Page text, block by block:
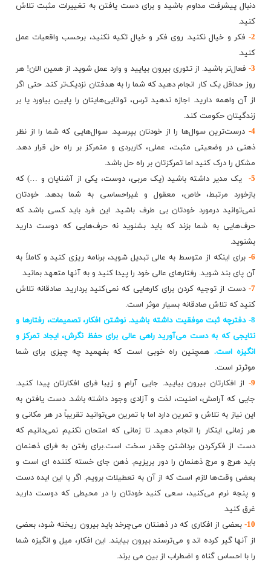
دنبال پیشرفت مداوم باشید و برای دست یافتن به تغییرات مثبت تلاش
کنید.
2- فکر و خیال نکنید. روی فکر و خیال تکیه نکنید، برحسب واقعیات عمل
کنید.
3- فعال‌تر باشید. از تئوری بیرون بیایید و وارد عمل شوید. از همین الان! هر
روز حداقل یک کار انجام دهید که شما را به هدفتان نزدیک‌تر کند. حتی اگر
از آن واهمه دارید. اجازه ندهید ترس، توانایی‌هایتان را پایین بیاورد یا بر
زندگیتان حکومت کند.
4- درست‌ترین سوال‌ها را از خودتان بپرسید. سوال‌هایی که شما را از نظر
ذهنی در وضعیتی مثبت، عملی، کاربردی و متمرکز بر راه‌ حل قرار دهد.
مشکل را درک کنید اما تمرکزتان بر راه‌ حل باشد.
5-
یک مدیر داشته باشید (یک مربی، دوست، یکی از آشنایان و …) که
بازخورد مرتبط، خاص، معقول و غیراحساسی به شما بدهد. خودتان
نمی‌توانید درمورد خودتان بی طرف باشید. این فرد باید کسی باشد که
حرف‌هایی به شما بزند که باید بشنوید نه حرف‌هایی که دوست دارید
بشنوید.
6- برای اینکه از متوسط به عالی تبدیل شوید، برنامه ریزی کنید و کاملاً به
آن پای بند شوید. رفتارهای عالی خود را پیدا کنید و به آنها متعهد بمانید.
7- دست از توجیه کردن برای کارهایی که نمی‌کنید بردارید. صادقانه تلاش
کنید که تلاش صادقانه بسیار موثر است.
8- دفترچه ثبت موفقیت داشته باشید. نوشتن افکار، تصمیمات، رفتارها و
نتایجی که به دست می‌آورید راهی عالی برای حفظ نگرش، ایجاد تمرکز و
انگیزه است. همچنین راه خوبی است که بفهمید چه چیزی برای شما
موثرتر است.
9-
از افکارتان بیرون بیایید. جایی آرام و زیبا فرای افکارتان پیدا کنید.
جایی که آرامش، امنیت، لذت و آزادی وجود داشته باشد. دست یافتن به
این نیاز به تلاش و تمرین دارد اما با تمرین می‌توانید تقریباً در هر مکانی و
هر زمانی اینکار را انجام دهید. تا زمانی که امتحان نکنیم نمی‌دانیم که
دست از فکرکردن برداشتن چقدر سخت است.برای رفتن به فرای ذهنمان
باید هرج‌ و‌ مرج ذهنمان را دور بریزیم. ذهن جای خسته ‌کننده‌ ای است و
بعضی وقت‌ها لازم است که از آن به تعطیلات برویم. اگر با این ایده دست
‌و پنجه نرم می‌کنید، سعی کنید خودتان را در محیطی که دوست دارید
غرق کنید.
10- بعضی از افکاری که در ذهنتان می‌چرخد باید بیرون ریخته شود، بعضی
از آنها گیر کرده‌ اند و می‌ترسند بیرون بیایند. این افکار، میل و انگیزه شما
را با احساس گناه و اضطراب از بین می برند.